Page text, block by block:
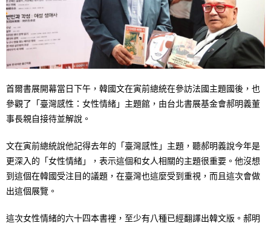
首爾書展開幕當日下午，韓國文在寅前總統在參訪法國主題國後，也
參觀了「臺灣感性：女性情緒」主題館，由台北書展基金會郝明義董
事長親自接待並解說。
文在寅前總統說他記得去年的「臺灣感性」主題，聽郝明義說今年是
更深入的「女性情緒」，表示這個和女人相關的主題很重要。他沒想
到這個在韓國受注目的議題，在臺灣也這麼受到重視，而且這次會做
出這個展覽。
這次女性情緒的六十四本書裡，至少有八種已經翻譯出韓文版。郝明